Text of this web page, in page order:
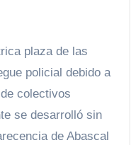
plaza de las
policial debido a
colectivos
se desarrolló sin
de Abascal